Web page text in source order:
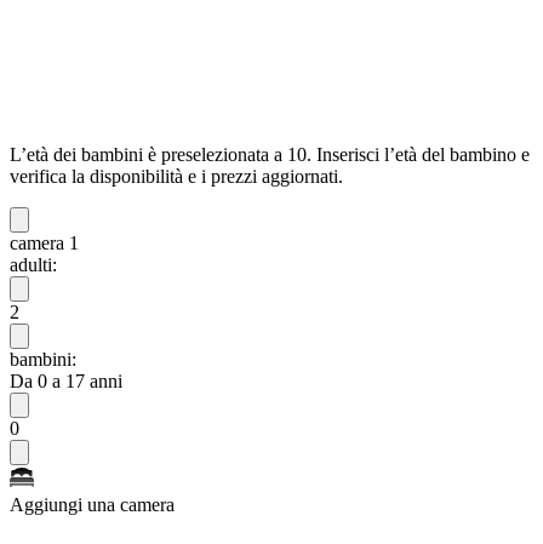
L’età dei bambini è preselezionata a 10. Inserisci l’età del bambino e
verifica la disponibilità e i prezzi aggiornati.
camera 1
adulti:
2
bambini:
Da 0 a 17 anni
0
Aggiungi una camera